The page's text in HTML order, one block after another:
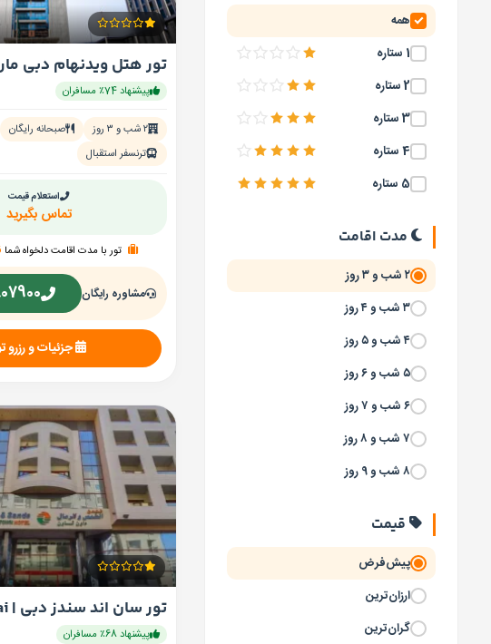
همه
1 ستاره
2 ستاره
3 ستاره
4 ستاره
5 ستاره
مدت اقامت
۲ شب و ۳ روز
۳ شب و ۴ روز
۴ شب و ۵ روز
۵ شب و ۶ روز
۶ شب و ۷ روز
۷ شب و ۸ روز
۸ شب و ۹ روز
قیمت
پیش‌فرض
ارزان‌ترین
گران‌ترین
پیشنهاد 74٪ مسافران
۲ شب و ۳ روز
صبحانه رایگان
ترنسفر استقبال
استعلام قیمت
تماس بگیرید
تور با مدت اقامت دلخواه شما
مشاوره رایگان
جزئیات و رزرو
پیشنهاد 68٪ مسافران